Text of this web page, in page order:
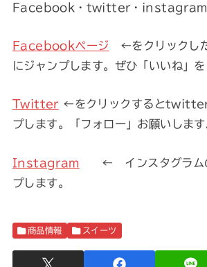
Facebook・twitter・instagram
Facebookページ ←をクリックし
にジャンプします。ぜひ「いいね」を
Twitter ←をクリックするとtwitter
プします。「フォロー」お願いします
Instagram ← インスタグラムの
プします。
商品情報 スイーツ